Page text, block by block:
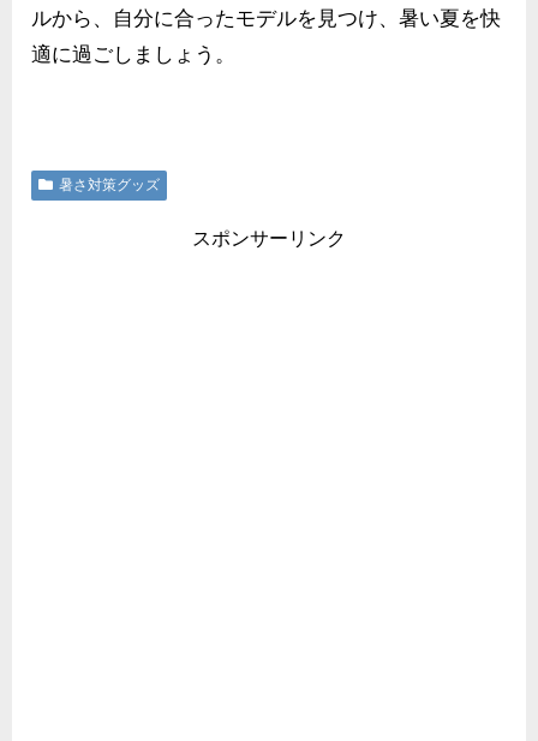
ルから、自分に合ったモデルを見つけ、暑い夏を快
適に過ごしましょう。
暑さ対策グッズ
スポンサーリンク